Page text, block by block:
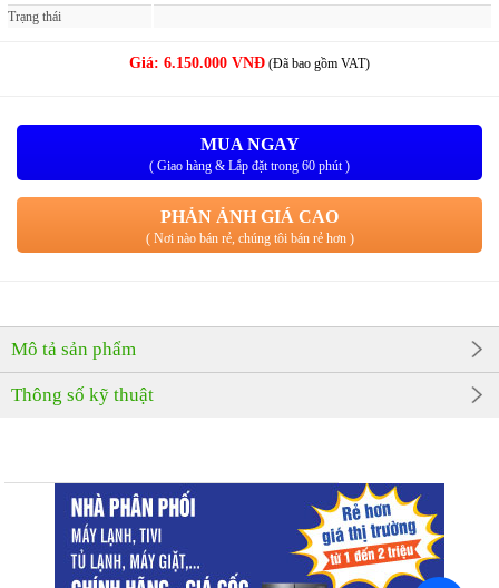
Trạng thái
Giá: 6.150.000 VNĐ (Đã bao gồm VAT)
MUA NGAY
( Giao hàng & Lắp đặt trong 60 phút )
PHẢN ẢNH GIÁ CAO
( Nơi nào bán rẻ, chúng tôi bán rẻ hơn )
Mô tả sản phẩm
Thông số kỹ thuật